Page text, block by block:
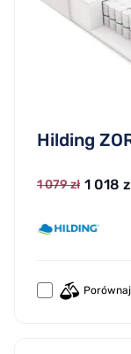
Hilding
1 079 zł 1 018
Porównaj